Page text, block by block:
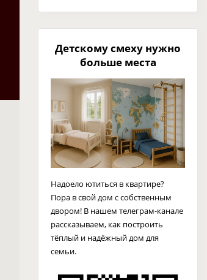
Детскому смеху нужно
больше места
Надоело ютиться в квартире?
Пора в свой дом с собственным
двором! В нашем телеграм-канале
рассказываем, как построить
тёплый и надёжный дом для
семьи.